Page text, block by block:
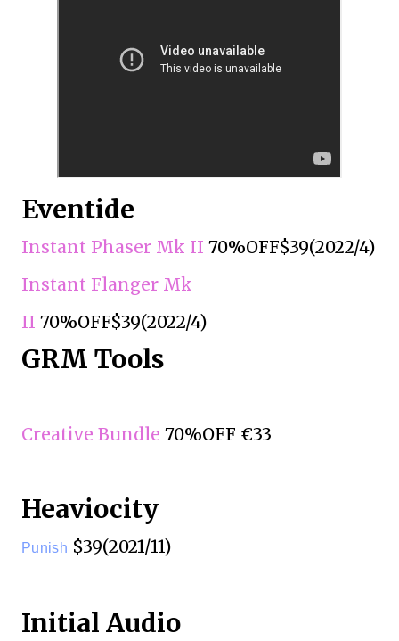
Eventide
Instant Phaser Mk II 70%OFF$39(2022/4)
Instant Flanger Mk
II 70%OFF$39(2022/4)
GRM Tools
Creative Bundle 70%OFF €33
Heaviocity
Punish $39(2021/11)
Initial Audio